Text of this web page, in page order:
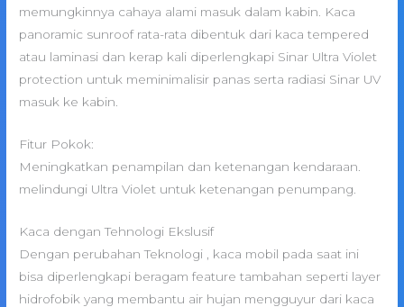
memungkinnya cahaya alami masuk dalam kabin. Kaca
panoramic sunroof rata-rata dibentuk dari kaca tempered
atau laminasi dan kerap kali diperlengkapi Sinar Ultra Violet
protection untuk meminimalisir panas serta radiasi Sinar UV
masuk ke kabin.
Fitur Pokok:
Meningkatkan penampilan dan ketenangan kendaraan.
melindungi Ultra Violet untuk ketenangan penumpang.
Kaca dengan Tehnologi Ekslusif
Dengan perubahan Teknologi , kaca mobil pada saat ini
bisa diperlengkapi beragam feature tambahan seperti layer
hidrofobik yang membantu air hujan mengguyur dari kaca